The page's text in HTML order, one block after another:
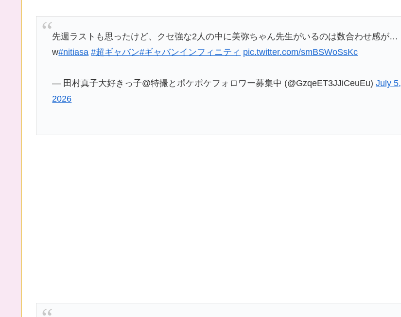
先週ラストも思ったけど、クセ強な2人の中に美弥ちゃん先生がいるのは数合わせ感が…
w#nitiasa #超ギャバン#ギャバンインフィニティ pic.twitter.com/smBSWoSsKc
— 田村真子大好きっ子@特撮とポケポケフォロワー募集中 (@GzqeET3JJiCeuEu)July 5,
2026